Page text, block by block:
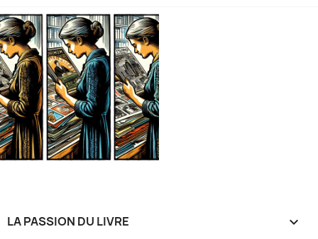
LA PASSION DU LIVRE 